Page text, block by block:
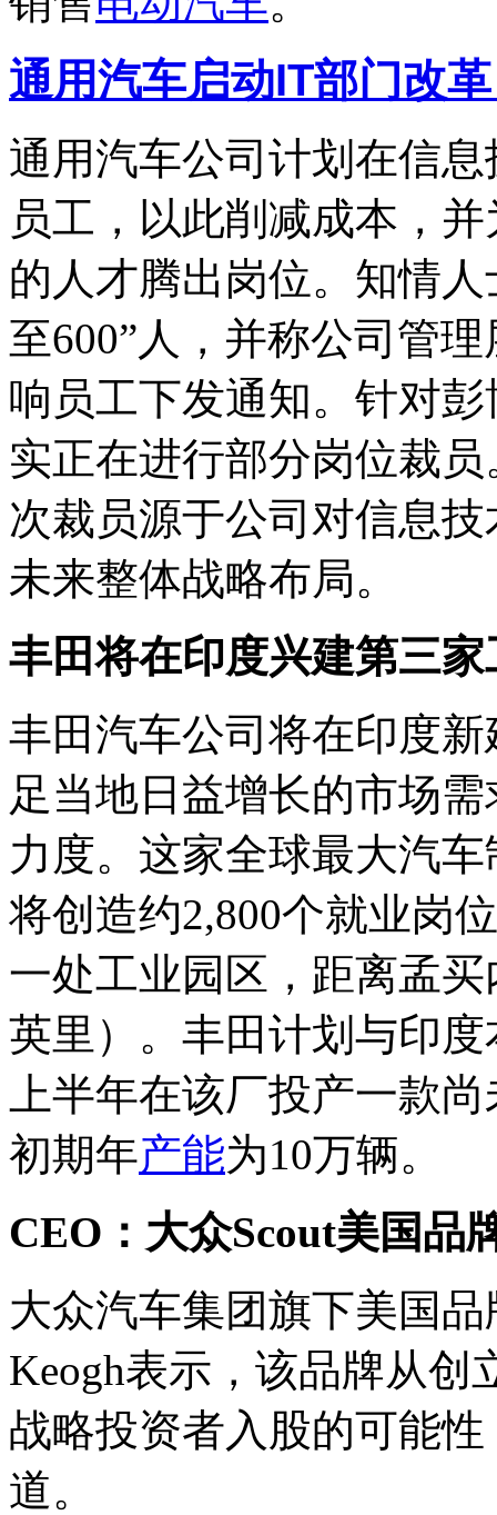
通用汽车启动IT部门改
通用汽车公司计划在信
员工，以此削减成本，
的人才腾出岗位。知情
至600”人，并称公司管
响员工下发通知。针对
实正在进行部分岗位裁
次裁员源于公司对信息
未来整体战略布局。
丰田将在印度兴建第三
丰田汽车公司将在印度
足当地日益增长的市场
力度。这家全球最大汽
将创造约2,800个就业岗
一处工业园区，距离孟
英里）。丰田计划与印
上半年在该厂投产一款
初期年产能为10万辆。
CEO： 大众Scout美国品
大众汽车集团旗下美国品
Keogh表示，该品牌从
战略投资者入股的可能
道。